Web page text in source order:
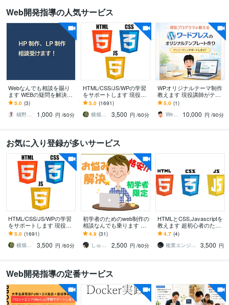
Web開発指導の人気サービス
Webなんでも相談を賜り
ます WEBの疑問を解決い
たします。
5.0 (3)
槇野大作＠Webコーダー
1,000 円 /60分
HTML/CSS/JS/WPの学習
をサポートします 現役We
bデザイナーが丁寧にサポ
ート！
5.0 (1691)
横畑優樹＠横畑デザイン事務所
3,500 円 /60分
WPオリジナルテーマ制作
教えます 現役講師がテー
マ制作指導します
5.0 (1)
Web制作25年の職人｜AOKI
10,000 円 /90分
お気に入り登録が多いサービス
HTML/CSS/JS/WPの学習
をサポートします 現役We
bデザイナーが丁寧にサポ
ート！
5.0 (1691)
横畑優樹＠横畑デザイン事務所
3,500 円 /60分
初学者のためのweb制作の
相談なんでも乗ります H
P/LPの相談、HTML/CSS
のお悩み解決いたしま
す。
4.9 (31)
しゅってぃ
2,500 円 /60分
HTMLとCSS,Javascriptを
教えます 超初心者のため
のフロントエンド入門
4.7 (4)
複業エンジニア 中川
3,500 円
Web開発指導の定番サービス